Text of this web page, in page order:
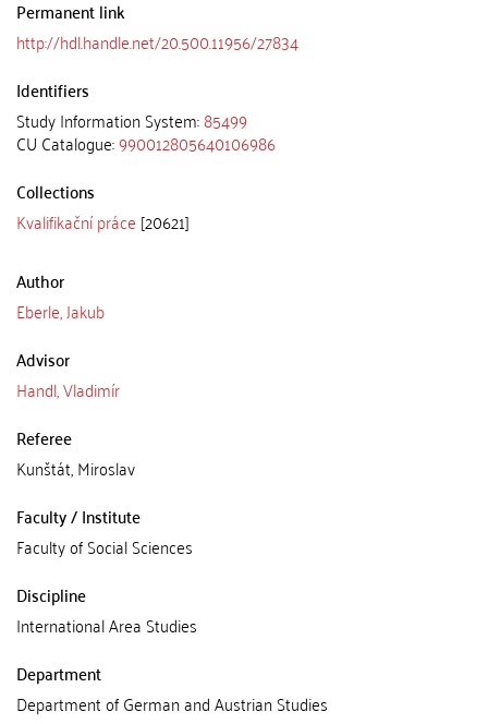
Permanent link
http://hdl.handle.net/20.500.11956/27834
Identifiers
Study Information System:85499
CU Catalogue:990012805640106986
Collections
Kvalifikační práce [20621]
Author
Eberle, Jakub
Advisor
Handl, Vladimír
Referee
Kunštát, Miroslav
Faculty / Institute
Faculty of Social Sciences
Discipline
International Area Studies
Department
Department of German and Austrian Studies